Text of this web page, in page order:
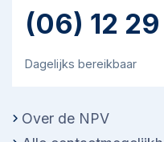
(06) 12
Dagelijks bereikbaar
Over de NPV